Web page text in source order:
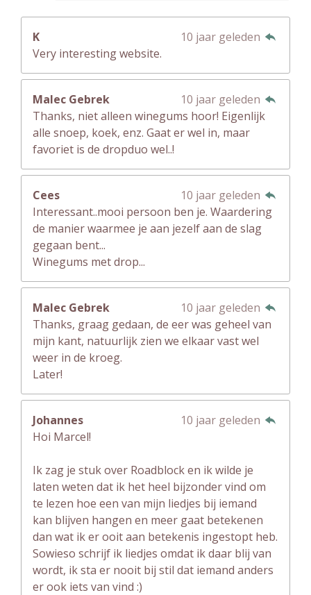
K
10 jaar geleden
Very interesting website.
Malec Gebrek
10 jaar geleden
Thanks, niet alleen winegums hoor! Eigenlijk
alle snoep, koek, enz. Gaat er wel in, maar
favoriet is de dropduo wel..!
Cees
10 jaar geleden
Interessant..mooi persoon ben je. Waardering
de manier waarmee je aan jezelf aan de slag
gegaan bent...
Winegums met drop...
Malec Gebrek
10 jaar geleden
Thanks, graag gedaan, de eer was geheel van
mijn kant, natuurlijk zien we elkaar vast wel
weer in de kroeg.
Later!
Johannes
10 jaar geleden
Hoi Marcel!
Ik zag je stuk over Roadblock en ik wilde je
laten weten dat ik het heel bijzonder vind om
te lezen hoe een van mijn liedjes bij iemand
kan blijven hangen en meer gaat betekenen
dan wat ik er ooit aan betekenis ingestopt heb.
Sowieso schrijf ik liedjes omdat ik daar blij van
wordt, ik sta er nooit bij stil dat iemand anders
er ook iets van vind :)